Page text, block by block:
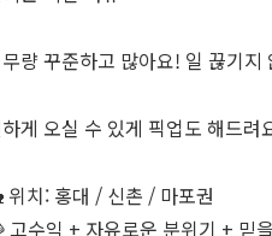
량 꾸준하고 많아요! 일 끊기지
게 오실 수 있게 픽업도 해드려
위치: 홍대 / 신촌 / 마포권
고수익 + 자유로운 분위기 + 믿